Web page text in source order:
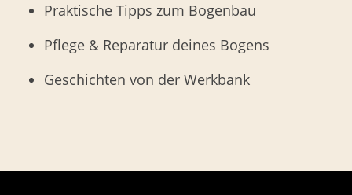
Praktische Tipps zum Bogenbau
Pflege & Reparatur deines Bogens
Geschichten von der Werkbank